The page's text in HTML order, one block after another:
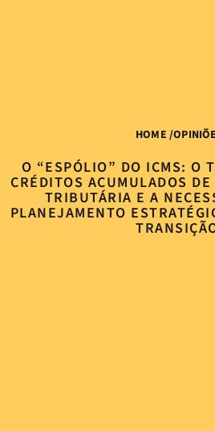
HOME /
O “ESPÓLIO” DO ICMS: O
CRÉDITOS ACUMULADOS
TRIBUTÁRIA E A
PLANEJAMENTO